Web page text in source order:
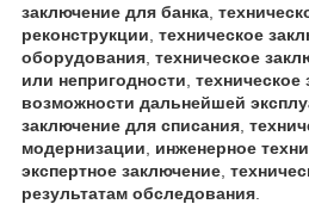
заключение для банка
реконструкции техническое
оборудования техническое
или непригодности техническое
возможности дальнейшей
заключение для списания
модернизации
инженерное
экспертное заключение
результатам обследования